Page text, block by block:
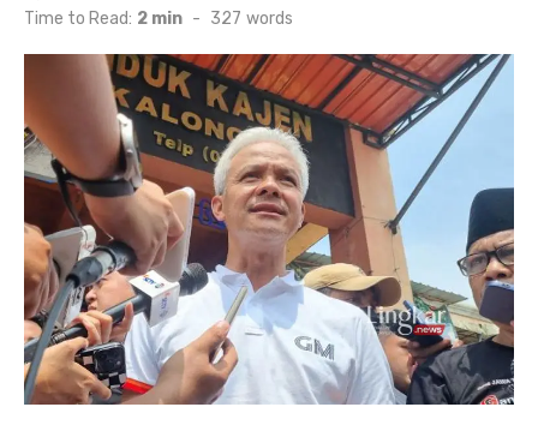
on
Time to Read: 2 min - 327 words